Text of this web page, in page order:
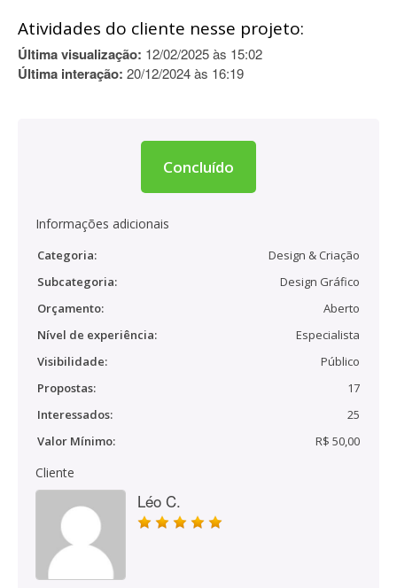
Atividades do cliente nesse projeto:
Última visualização: 12/02/2025 às 15:02
Última interação: 20/12/2024 às 16:19
Concluído
Informações adicionais
Categoria:
Design & Criação
Subcategoria:
Design Gráfico
Orçamento:
Aberto
Nível de experiência:
Especialista
Visibilidade:
Público
Propostas:
17
Interessados:
25
Valor Mínimo:
R$ 50,00
Cliente
Léo C.